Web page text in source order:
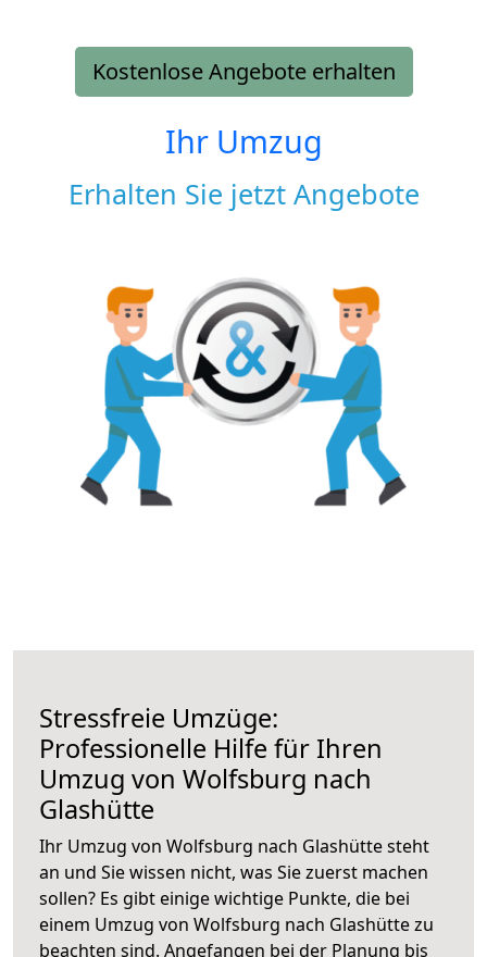
Kostenlose Angebote erhalten
Ihr Umzug
Erhalten Sie jetzt Angebote
Stressfreie Umzüge:
Professionelle Hilfe für Ihren
Umzug von Wolfsburg nach
Glashütte
Ihr Umzug von Wolfsburg nach Glashütte steht
an und Sie wissen nicht, was Sie zuerst machen
sollen? Es gibt einige wichtige Punkte, die bei
einem Umzug von Wolfsburg nach Glashütte zu
beachten sind. Angefangen bei der Planung bis